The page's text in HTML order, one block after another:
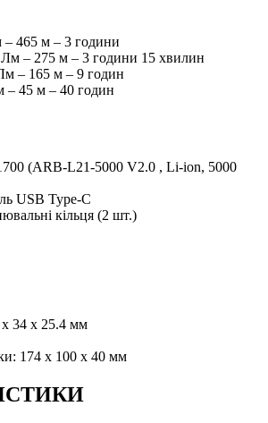
465 м – 3 години
– 275 м – 3 години 15 хвилин
– 165 м – 9 годин
– 45 м – 40 годин
(ARB-L21-5000 V2.0 , Li-ion, 5000
USB Type-C
кільця (2 шт.)
х 34 х 25.4 мм
174 x 100 x 40 мм